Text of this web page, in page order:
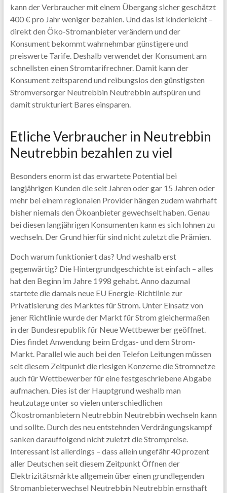
kann der Verbraucher mit einem Übergang sicher geschätzt
400 € pro Jahr weniger bezahlen. Und das ist kinderleicht –
direkt den Öko-Stromanbieter verändern und der
Konsument bekommt wahrnehmbar günstigere und
preiswerte Tarife. Deshalb verwendet der Konsument am
schnellsten einen Stromtarifrechner. Damit kann der
Konsument zeitsparend und reibungslos den günstigsten
Stromversorger Neutrebbin Neutrebbin aufspüren und
damit strukturiert Bares einsparen.
Etliche Verbraucher in Neutrebbin
Neutrebbin bezahlen zu viel
Besonders enorm ist das erwartete Potential bei
langjährigen Kunden die seit Jahren oder gar 15 Jahren oder
mehr bei einem regionalen Provider hängen zudem wahrhaft
bisher niemals den Ökoanbieter gewechselt haben. Genau
bei diesen langjährigen Konsumenten kann es sich lohnen zu
wechseln. Der Grund hierfür sind nicht zuletzt die Prämien.
Doch warum funktioniert das? Und weshalb erst
gegenwärtig? Die Hintergrundgeschichte ist einfach – alles
hat den Beginn im Jahre 1998 gehabt. Anno dazumal
startete die damals neue EU Energie-Richtlinie zur
Privatisierung des Marktes für Strom. Unter Einsatz von
jener Richtlinie wurde der Markt für Strom gleichermaßen
in der Bundesrepublik für Neue Wettbewerber geöffnet.
Dies findet Anwendung beim Erdgas- und dem Strom-
Markt. Parallel wie auch bei den Telefon Leitungen müssen
seit diesem Zeitpunkt die riesigen Konzerne die Stromnetze
auch für Wettbewerber für eine festgeschriebene Abgabe
aufmachen. Dies ist der Hauptgrund weshalb man
heutzutage unter so vielen unterschiedlichen
Ökostromanbietern Neutrebbin Neutrebbin wechseln kann
und sollte. Durch des neu entstehnden Verdrängungskampf
sanken darauffolgend nicht zuletzt die Strompreise.
Interessant ist allerdings – dass allein ungefähr 40 prozent
aller Deutschen seit diesem Zeitpunkt Öffnen der
Elektrizitätsmärkte allgemein über einen grundlegenden
Stromanbieterwechsel Neutrebbin Neutrebbin ernsthaft